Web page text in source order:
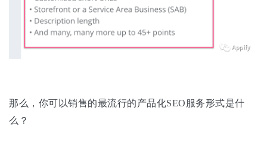
那么，你可以销售的最流行的产品化SEO服务形式是什
么？